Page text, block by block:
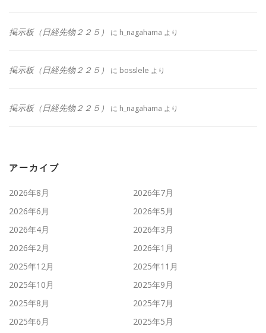
掲示板（日経先物２２５） に h_nagahama より
掲示板（日経先物２２５） に bosslele より
掲示板（日経先物２２５） に h_nagahama より
アーカイブ
2026年8月
2026年7月
2026年6月
2026年5月
2026年4月
2026年3月
2026年2月
2026年1月
2025年12月
2025年11月
2025年10月
2025年9月
2025年8月
2025年7月
2025年6月
2025年5月